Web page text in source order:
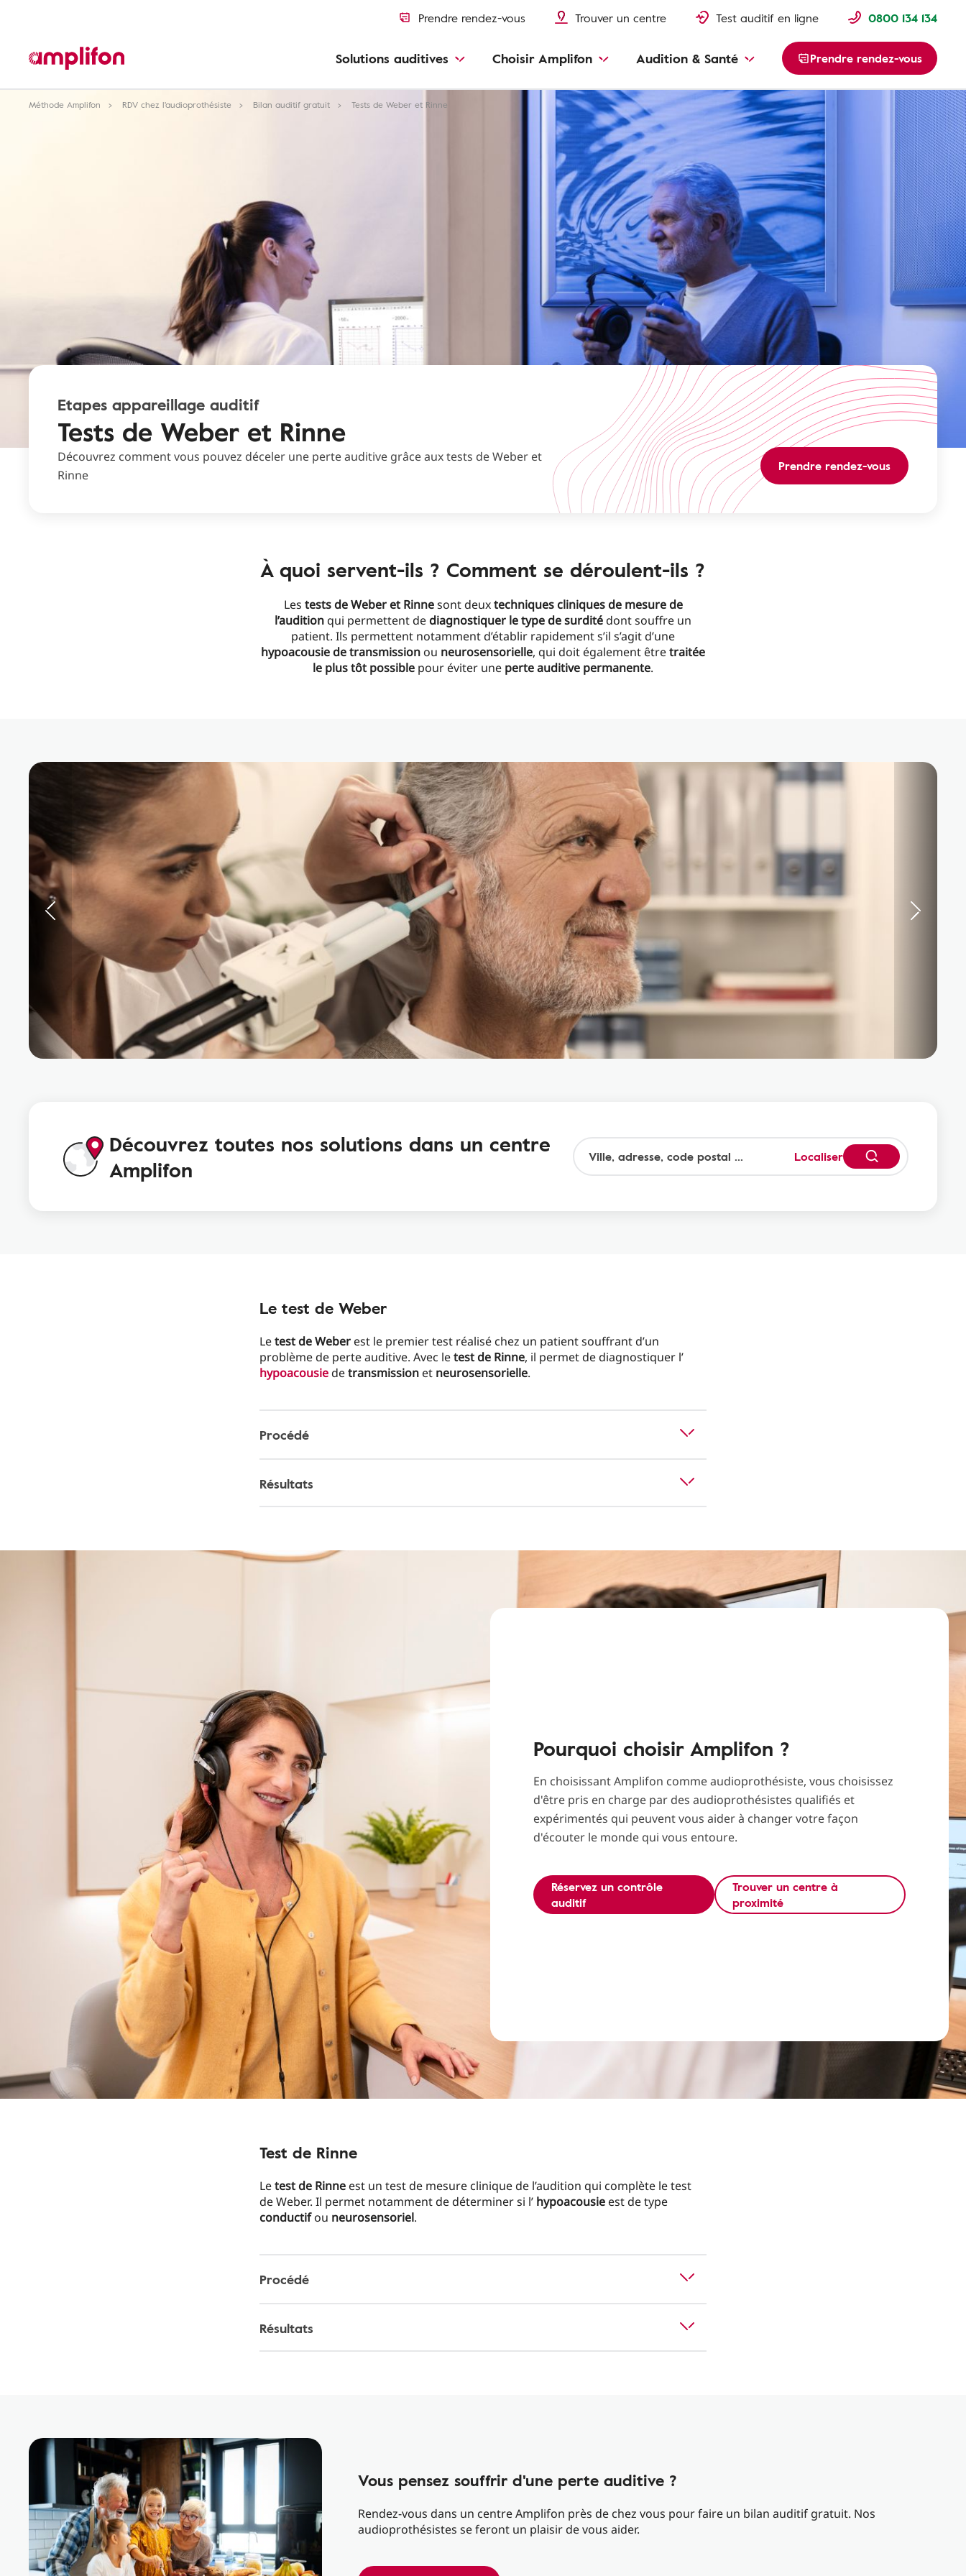
Prendre rendez-vous Trouver un centre Test auditif en ligne 0800 134 134
Solutions auditives Choisir Amplifon Audition & Santé Prendre rendez-vous
Méthode Amplifon RDV chez l'audioprothésiste Bilan auditif gratuit Tests de Weber et Rinne
Etapes appareillage auditif
Tests de Weber et Rinne
Découvrez comment vous pouvez déceler une perte auditive grâce aux tests de Weber et
Rinne
Prendre rendez-vous
À quoi servent-ils ? Comment se déroulent-ils ?
Les tests de Weber et Rinnesont deuxtechniques cliniques de mesure de
l’auditionqui permettent dediagnostiquer le type de surditédont souffre un
patient. Ils permettent notamment d’établir rapidement s’il s’agit d’une
hypoacousie de transmissionou neurosensorielle, qui doit également êtretraitée
le plus tôt possible pour éviter une perte auditive permanente.
Découvrez toutes nos solutions dans un centre
Amplifon
Localiser
Le test de Weber
Letest de Weber est le premier test réalisé chez un patient souffrant d’un
problème de perte auditive. Avec letest de Rinne, il permet de diagnostiquer l’
hypoacousiedetransmission et neurosensorielle.
Procédé
Résultats
Pourquoi choisir Amplifon ?
En choisissant Amplifon comme audioprothésiste, vous choisissez
d'être pris en charge par des audioprothésistes qualifiés et
expérimentés qui peuvent vous aider à changer votre façon
d'écouter le monde qui vous entoure.
Réservez un contrôle
auditif
Trouver un centre à
proximité
Test de Rinne
Letest de Rinne est un test de mesure clinique de l’audition qui complète le test
de Weber. Il permet notamment de déterminer si l’ hypoacousie est de type
conductifou neurosensoriel.
Procédé
Résultats
Vous pensez souffrir d'une perte auditive ?
Rendez-vous dans un centre Amplifon près de chez vous pour faire un bilan auditif gratuit. Nos
audioprothésistes se feront un plaisir de vous aider.